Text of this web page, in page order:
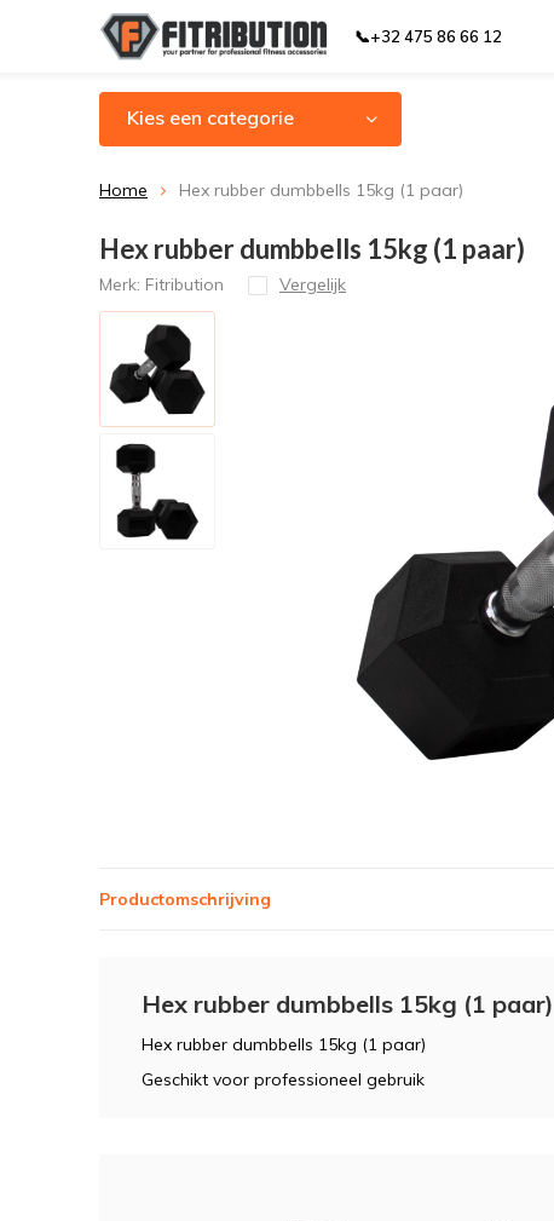
📞+32 475 86 66 12
Kies een categorie
Home Hex rubber dumbbells 15kg (1 paar)
Hex rubber dumbbells 15kg (1 paar)
Merk: Fitribution Vergelijk
Productomschrijving
Hex rubber dumbbells 15kg (1 paar)
Hex rubber dumbbells 15kg (1 paar)
Geschikt voor professioneel gebruik